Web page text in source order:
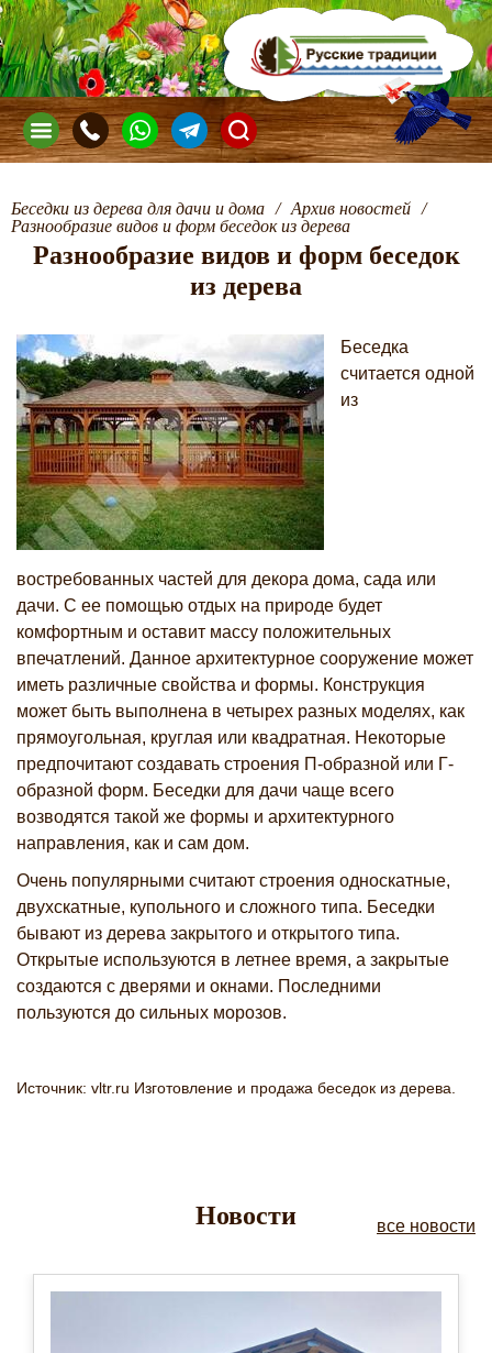
Беседки из дерева для дачи и дома / Архив новостей /
Разнообразие видов и форм беседок из дерева
Разнообразие видов и форм беседок
из дерева
Беседка
считается одной
из
востребованных частей для декора дома, сада или
дачи. С ее помощью отдых на природе будет
комфортным и оставит массу положительных
впечатлений. Данное архитектурное сооружение может
иметь различные свойства и формы. Конструкция
может быть выполнена в четырех разных моделях, как
прямоугольная, круглая или квадратная. Некоторые
предпочитают создавать строения П-образной или Г-
образной форм. Беседки для дачи чаще всего
возводятся такой же формы и архитектурного
направления, как и сам дом.
Очень популярными считают строения односкатные,
двухскатные, купольного и сложного типа. Беседки
бывают из дерева закрытого и открытого типа.
Открытые используются в летнее время, а закрытые
создаются с дверями и окнами. Последними
пользуются до сильных морозов.
Источник: vltr.ru Изготовление и продажа беседок из дерева.
Новости все новости